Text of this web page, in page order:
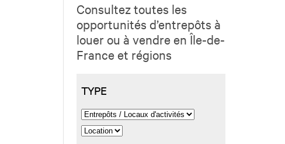
Consultez toutes les
opportunités d’entrepôts à
louer ou à vendre en Île-de-
France et régions